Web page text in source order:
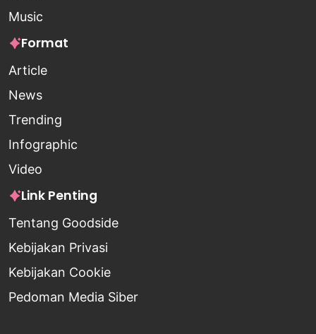
Music
Format
Article
News
Trending
Infographic
Video
Link Penting
Tentang Goodside
Kebijakan Privasi
Kebijakan Cookie
Pedoman Media Siber